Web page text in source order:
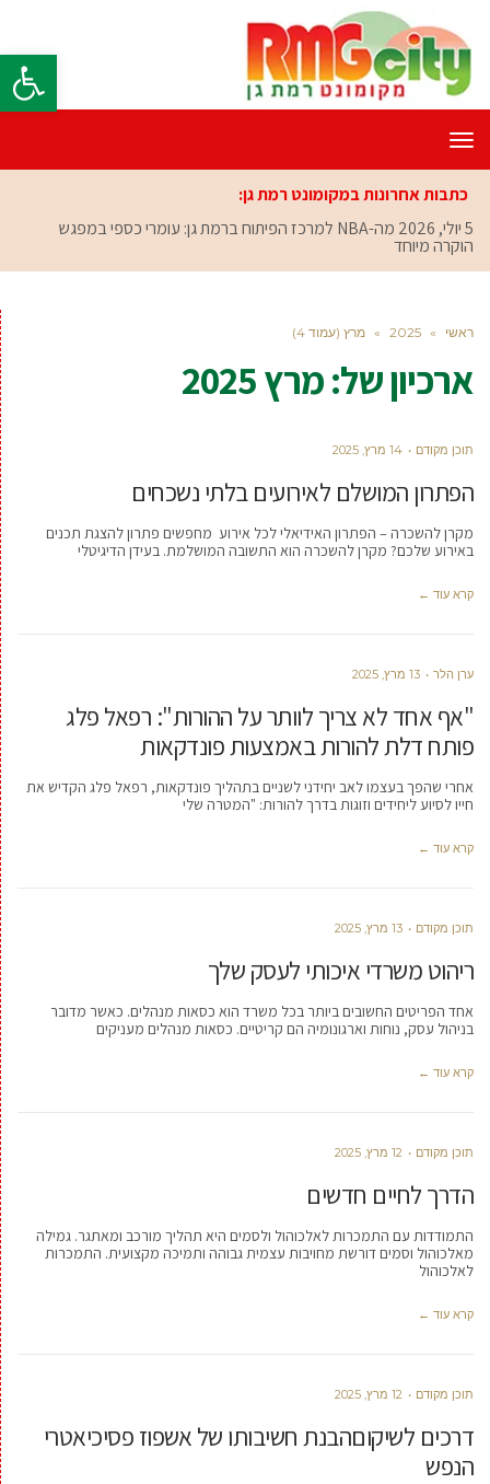
פתח
תפריט
כתבות אחרונות במקומונט רמת גן:
5 יולי, 2026
מה-NBA למרכז הפיתוח ברמת גן: עומרי כספי במפגש
הוקרה מיוחד
ראשי »
2025
» מרץ (עמוד 4)
ארכיון של:מרץ 2025
תוכן מקודם 14 מרץ, 2025
הפתרון המושלם לאירועים בלתי נשכחים
מקרן להשכרה – הפתרון האידיאלי לכל אירוע מחפשים פתרון להצגת תכנים
באירוע שלכם? מקרן להשכרה הוא התשובה המושלמת. בעידן הדיגיטלי
קרא עוד ←
ערן הלר 13 מרץ, 2025
"אף אחד לא צריך לוותר על ההורות": רפאל פלג
פותח דלת להורות באמצעות פונדקאות
אחרי שהפך בעצמו לאב יחידני לשניים בתהליך פונדקאות, רפאל פלג הקדיש את
חייו לסיוע ליחידים וזוגות בדרך להורות: "המטרה שלי
קרא עוד ←
תוכן מקודם 13 מרץ, 2025
ריהוט משרדי איכותי לעסק שלך
אחד הפריטים החשובים ביותר בכל משרד הוא כסאות מנהלים. כאשר מדובר
בניהול עסק, נוחות וארגונומיה הם קריטיים. כסאות מנהלים מעניקים
קרא עוד ←
תוכן מקודם 12 מרץ, 2025
הדרך לחיים חדשים
התמודדות עם התמכרות לאלכוהול ולסמים היא תהליך מורכב ומאתגר. גמילה
מאלכוהול וסמים דורשת מחויבות עצמית גבוהה ותמיכה מקצועית. התמכרות
לאלכוהול
קרא עוד ←
תוכן מקודם 12 מרץ, 2025
דרכים לשיקוםהבנת חשיבותו של אשפוז פסיכיאטרי
הנפש